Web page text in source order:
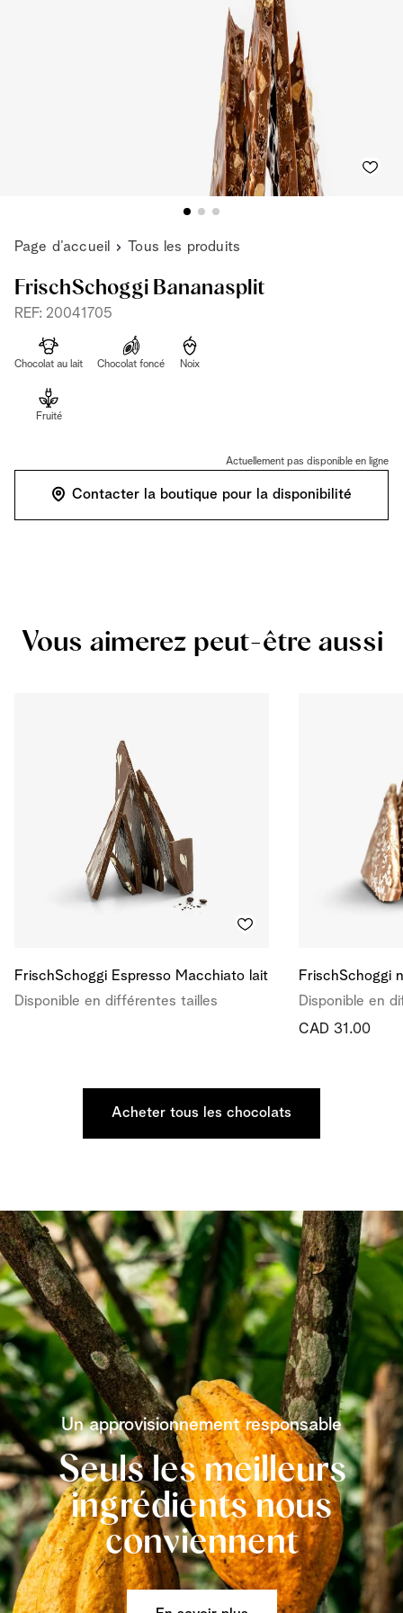
Page d’accueil Tous les produits
FrischSchoggi Bananasplit
REF: 20041705
Chocolat au lait Chocolat foncé Noix
Fruité
Actuellement pas disponible en ligne
Contacter la boutique pour la disponibilité
Vous aimerez peut-être aussi
FrischSchoggi Espresso Macchiato lait
Disponible en différentes tailles
FrischSchoggi
Disponible en
CAD 31.00
Acheter tous les chocolats
Un approvisionnement responsable
Seuls les meilleurs
ingrédients nous
conviennent